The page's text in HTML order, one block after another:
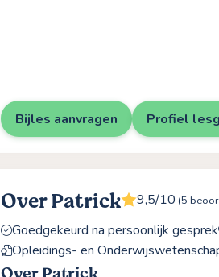
Bijles aanvragen Profiel
Over Patrick 9,5/10 (5
Goedgekeurd na persoonlijk gesprek
Opleidings- en